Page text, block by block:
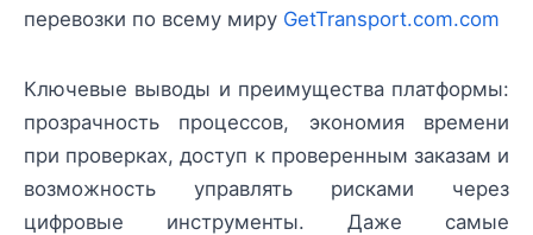
перевозки по всему миру GetTransport.com.com
Ключевые выводы и преимущества платформы:
прозрачность процессов, экономия времени
при проверках, доступ к проверенным заказам и
возможность управлять рисками через
цифровые инструменты. Даже самые